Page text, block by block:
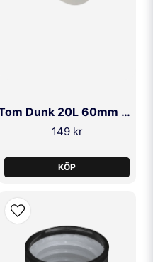
Tom Dunk 20L 60mm HDPE
149 kr
KÖP